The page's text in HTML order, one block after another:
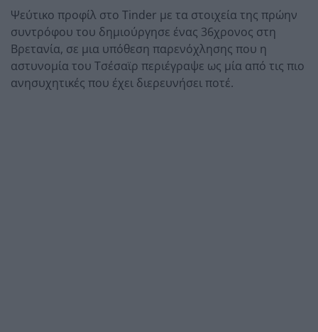
Ψεύτικο προφίλ στο Tinder με τα στοιχεία της πρώην
συντρόφου του δημιούργησε ένας 36χρονος στη
Βρετανία, σε μια υπόθεση παρενόχλησης που η
αστυνομία του Τσέσαϊρ περιέγραψε ως μία από τις πιο
ανησυχητικές που έχει διερευνήσει ποτέ.